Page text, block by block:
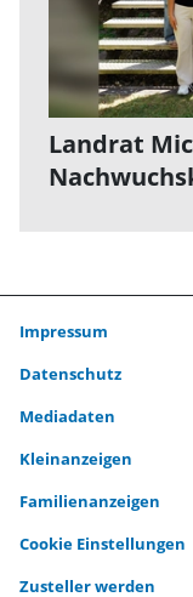
Landrat
Impressum
Datenschutz
Mediadaten
Kleinanzeigen
Familienanzeigen
Cookie Einstellungen
Zusteller werden